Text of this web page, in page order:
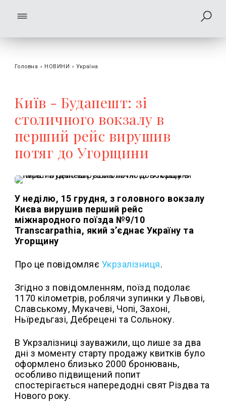
Головна › НОВИНИ › Україна
Київ - Будапешт: зі
столичного вокзалу в
перший рейс вирушив
потяг до Угорщини
У неділю, 15 грудня, з головного вокзалу
Києва вирушив перший рейс
міжнародного поїзда №9/10
Transcarpathia, який з’єднає Україну та
Угорщину
Про це повідомляє Укрзалізниця.
Згідно з повідомленням, поїзд подолає
1170 кілометрів, роблячи зупинки у Львові,
Славському, Мукачеві, Чопі, Захоні,
Ньїредьгазі, Дебрецені та Сольноку.
В Укрзалізниці зауважили, що лише за два
дні з моменту старту продажу квитків було
оформлено близько 2000 бронювань,
особливо підвищений попит
спостерігається напередодні свят Різдва та
Нового року.